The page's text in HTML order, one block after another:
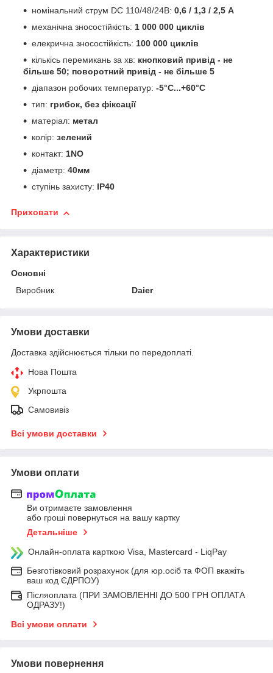
номінальний струм DC 110/48/24B: 0,6 / 1,3 / 2,5 А
механічна зносостійкість: 1 000 000 циклів
елекрична зносостійкість: 100 000 циклів
кількісь перемикань за хв: кнопковий привід - не
більше 50; поворотний привід - не більше 5
діапазон робочих температур: -5°C...+60°C
тип: грибок, без фіксації
матеріал: метал
колір: зелений
контакт: 1NO
діаметр: 40мм
ступінь захисту: IP40
Приховати
Характеристики
Основні
Виробник
Daier
Умови доставки
Доставка здійснюється тільки по передоплаті.
Нова Пошта
Укрпошта
Самовивіз
Всі умови доставки
Умови оплати
Ви отримаєте замовлення
або гроші повернуться на вашу картку
Детальніше
Онлайн-оплата карткою Visa, Mastercard - LiqPay
Безготівковий розрахунок (для юр.осіб та ФОП вкажіть
ваш код ЄДРПОУ)
Післяоплата (ПРИ ЗАМОВЛЕННІ ДО 500 ГРН ОПЛАТА
ОДРАЗУ!)
Всі умови оплати
Умови повернення